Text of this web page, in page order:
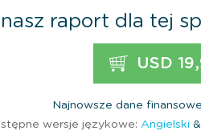
raport dla tej
USD
Najnowsze dane
wersje językowe: Angielski